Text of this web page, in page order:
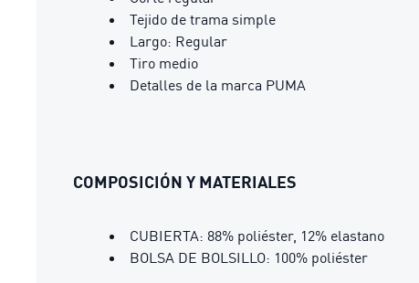
Tejido de trama simple
Largo: Regular
Tiro medio
Detalles de la marca PUMA
COMPOSICIÓN Y MATERIALES
CUBIERTA: 88% poliéster, 12% elastano
BOLSA DE BOLSILLO: 100% poliéster